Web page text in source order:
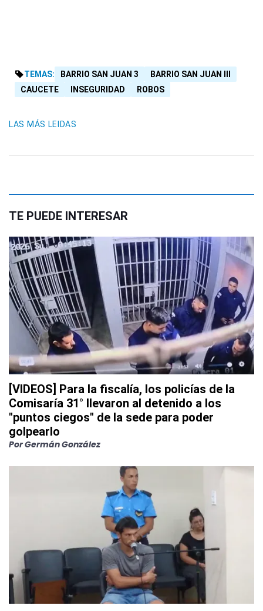
TEMAS: BARRIO SAN JUAN 3
BARRIO SAN JUAN III
CAUCETE
INSEGURIDAD ROBOS
LAS MÁS LEIDAS
TE PUEDE INTERESAR
[VIDEOS] Para la fiscalía, los policías de la
Comisaría 31° llevaron al detenido a los
"puntos ciegos" de la sede para poder
golpearlo
PorGermán González